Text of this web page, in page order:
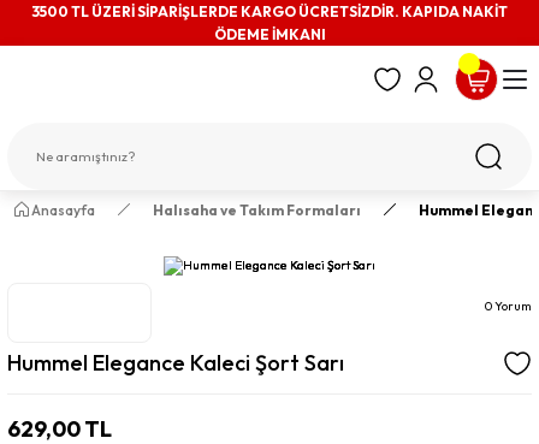
3500 TL ÜZERİ SİPARİŞLERDE KARGO ÜCRETSİZDİR. KAPIDA NAKİT
ÖDEME İMKANI
Anasayfa Halısaha ve Takım Formaları Hummel
0 Yorum
Hummel Elegance Kaleci Şort Sarı
629,00 TL